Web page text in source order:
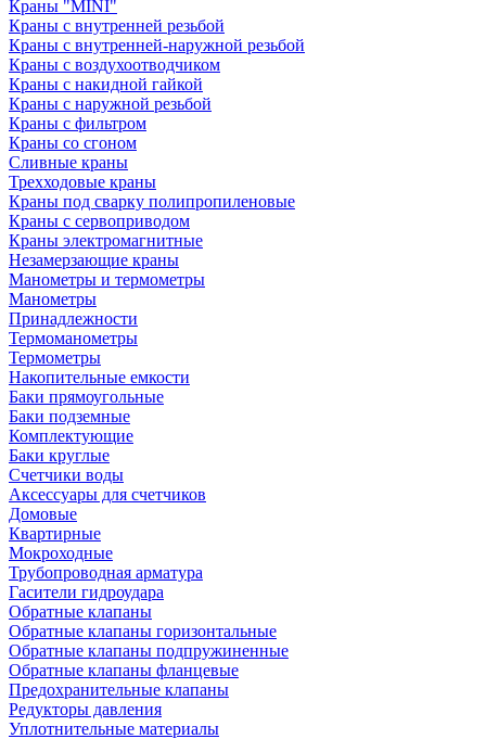
Краны "MINI"
Краны с внутренней резьбой
Краны с внутренней-наружной резьбой
Краны с воздухоотводчиком
Краны с накидной гайкой
Краны с наружной резьбой
Краны с фильтром
Краны со сгоном
Сливные краны
Трехходовые краны
Краны под сварку полипропиленовые
Краны с сервоприводом
Краны электромагнитные
Незамерзающие краны
Манометры и термометры
Манометры
Принадлежности
Термоманометры
Термометры
Накопительные емкости
Баки прямоугольные
Баки подземные
Комплектующие
Баки круглые
Счетчики воды
Аксессуары для счетчиков
Домовые
Квартирные
Мокроходные
Трубопроводная арматура
Гасители гидроудара
Обратные клапаны
Обратные клапаны горизонтальные
Обратные клапаны подпружиненные
Обратные клапаны фланцевые
Предохранительные клапаны
Редукторы давления
Уплотнительные материалы